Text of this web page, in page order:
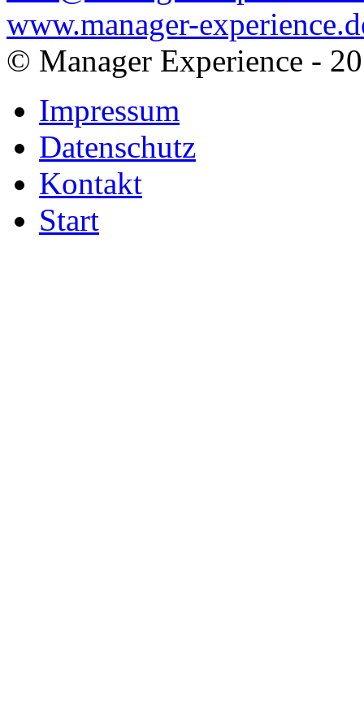
www.manager-
© Manager Experience -
Impressum
Datenschutz
Kontakt
Start